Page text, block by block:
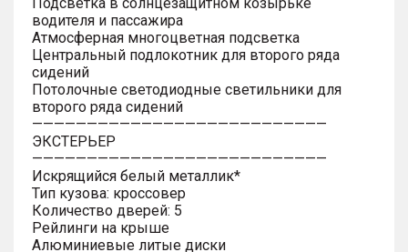
водителя и пассажира
Атмосферная многоцветная подсветка
Центральный подлокотник для второго ряда
сидений
Потолочные светодиодные светильники для
второго ряда сидений
———————————————————————————
ЭКСТЕРЬЕР
———————————————————————————
Искрящийся белый металлик*
Тип кузова: кроссовер
Количество дверей: 5
Рейлинги на крыше
Алюминиевые литые диски